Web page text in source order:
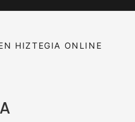
HIZTEGIA ONLINE